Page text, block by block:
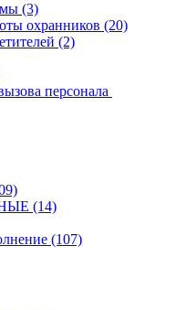
(3)
охранников (20)
(2)
персонала
(14)
(107)